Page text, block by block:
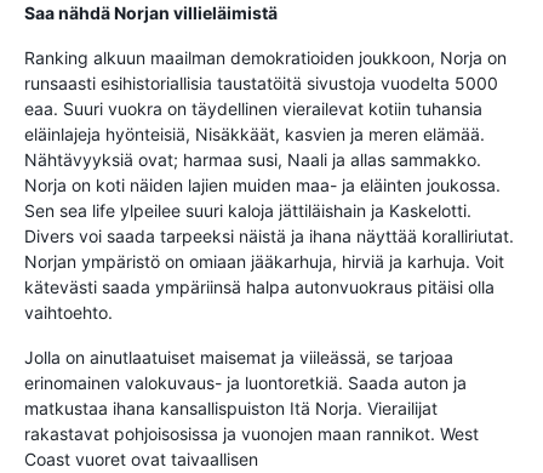
Saa nähdä Norjan villieläimistä
Ranking alkuun maailman demokratioiden joukkoon, Norja on
runsaasti esihistoriallisia taustatöitä sivustoja vuodelta 5000
eaa. Suuri vuokra on täydellinen vierailevat kotiin tuhansia
eläinlajeja hyönteisiä, Nisäkkäät, kasvien ja meren elämää.
Nähtävyyksiä ovat; harmaa susi, Naali ja allas sammakko.
Norja on koti näiden lajien muiden maa- ja eläinten joukossa.
Sen sea life ylpeilee suuri kaloja jättiläishain ja Kaskelotti.
Divers voi saada tarpeeksi näistä ja ihana näyttää koralliriutat.
Norjan ympäristö on omiaan jääkarhuja, hirviä ja karhuja. Voit
kätevästi saada ympäriinsä halpa autonvuokraus pitäisi olla
vaihtoehto.
Jolla on ainutlaatuiset maisemat ja viileässä, se tarjoaa
erinomainen valokuvaus- ja luontoretkiä. Saada auton ja
matkustaa ihana kansallispuiston Itä Norja. Vierailijat
rakastavat pohjoisosissa ja vuonojen maan rannikot. West
Coast vuoret ovat taivaallisen